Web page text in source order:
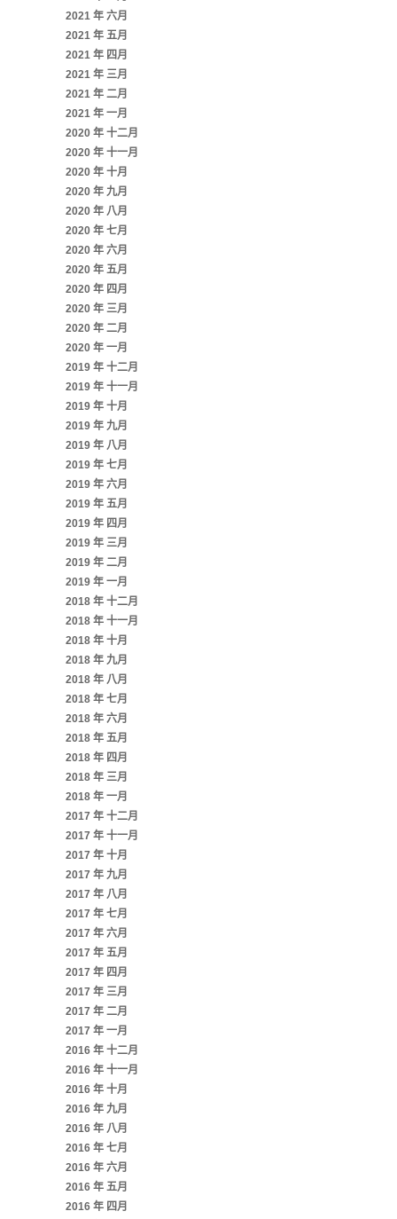
2021 年 六月
2021 年 五月
2021 年 四月
2021 年 三月
2021 年 二月
2021 年 一月
2020 年 十二月
2020 年 十一月
2020 年 十月
2020 年 九月
2020 年 八月
2020 年 七月
2020 年 六月
2020 年 五月
2020 年 四月
2020 年 三月
2020 年 二月
2020 年 一月
2019 年 十二月
2019 年 十一月
2019 年 十月
2019 年 九月
2019 年 八月
2019 年 七月
2019 年 六月
2019 年 五月
2019 年 四月
2019 年 三月
2019 年 二月
2019 年 一月
2018 年 十二月
2018 年 十一月
2018 年 十月
2018 年 九月
2018 年 八月
2018 年 七月
2018 年 六月
2018 年 五月
2018 年 四月
2018 年 三月
2018 年 一月
2017 年 十二月
2017 年 十一月
2017 年 十月
2017 年 九月
2017 年 八月
2017 年 七月
2017 年 六月
2017 年 五月
2017 年 四月
2017 年 三月
2017 年 二月
2017 年 一月
2016 年 十二月
2016 年 十一月
2016 年 十月
2016 年 九月
2016 年 八月
2016 年 七月
2016 年 六月
2016 年 五月
2016 年 四月